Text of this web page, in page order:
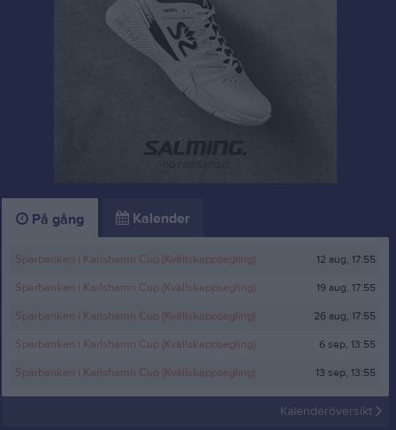
På gång Kalender
Sparbanken i Karlshamn Cup (Kvällskappsegling) 12 aug, 17:55
Sparbanken i Karlshamn Cup (Kvällskappsegling) 19 aug, 17:55
Sparbanken i Karlshamn Cup (Kvällskappsegling) 26 aug, 17:55
Sparbanken i Karlshamn Cup (Kvällskappsegling) 6 sep, 13:55
Sparbanken i Karlshamn Cup (Kvällskappsegling) 13 sep, 13:55
Kalenderöversikt